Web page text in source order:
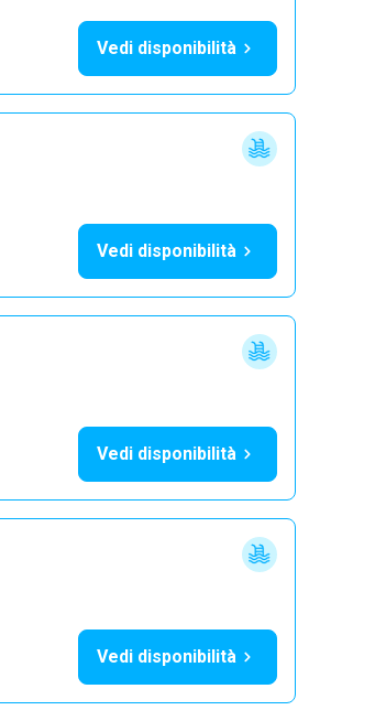
Vedi disponibilità
Vedi disponibilità
Vedi disponibilità
Vedi disponibilità